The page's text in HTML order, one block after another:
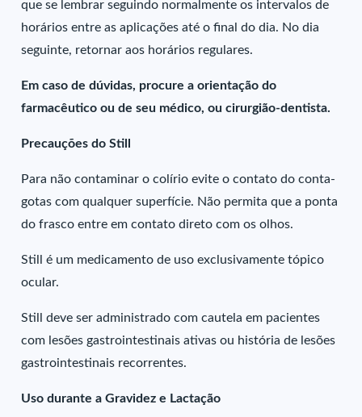
que se lembrar seguindo normalmente os intervalos de
horários entre as aplicações até o final do dia. No dia
seguinte, retornar aos horários regulares.
Em caso de dúvidas, procure a orientação do
farmacêutico ou de seu médico, ou cirurgião-dentista.
Precauções do Still
Para não contaminar o colírio evite o contato do conta-
gotas com qualquer superfície. Não permita que a ponta
do frasco entre em contato direto com os olhos.
Still é um medicamento de uso exclusivamente tópico
ocular.
Still deve ser administrado com cautela em pacientes
com lesões gastrointestinais ativas ou história de lesões
gastrointestinais recorrentes.
Uso durante a Gravidez e Lactação